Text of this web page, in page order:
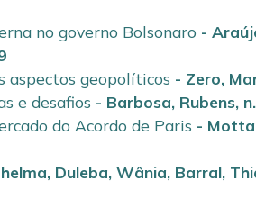
no governo Bolsonaro -
aspectos geopolíticos - Zero,
e desafios - Barbosa, Rubens,
do Acordo de Paris -
, Duleba, Wânia, Barral,